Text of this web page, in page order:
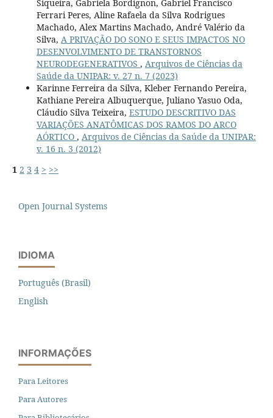
Siqueira, Gabriela Bordignon, Gabriel Francisco
Ferrari Peres, Aline Rafaela da Silva Rodrigues
Machado, Alex Martins Machado, André Valério da
Silva, A PRIVAÇÃO DO SONO E SEUS IMPACTOS NO
DESENVOLVIMENTO DE TRANSTORNOS
NEURODEGENERATIVOS , Arquivos de Ciências da
Saúde da UNIPAR: v. 27 n. 7 (2023)
Karinne Ferreira da Silva, Kleber Fernando Pereira,
Kathiane Pereira Albuquerque, Juliano Yasuo Oda,
Cláudio Silva Teixeira, ESTUDO DESCRITIVO DAS
VARIAÇÕES ANATÔMICAS DOS RAMOS DO ARCO
AÓRTICO , Arquivos de Ciências da Saúde da UNIPAR:
v. 16 n. 3 (2012)
1 2 3 4 > >>
Open Journal Systems
IDIOMA
Português (Brasil)
English
INFORMAÇÕES
Para Leitores
Para Autores